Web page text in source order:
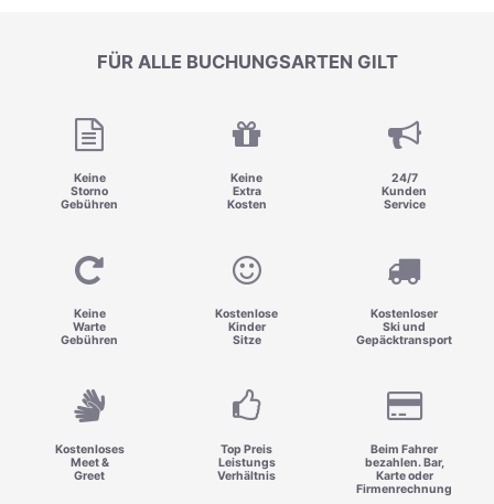
FÜR ALLE BUCHUNGSARTEN GILT
Keine
Storno
Gebühren
Keine
Extra
Kosten
24/7
Kunden
Service
Keine
Warte
Gebühren
Kostenlose
Kinder
Sitze
Kostenloser
Ski und
Gepäcktransport
Kostenloses
Meet &
Greet
Top Preis
Leistungs
Verhältnis
Beim Fahrer
bezahlen. Bar,
Karte oder
Firmenrechnung